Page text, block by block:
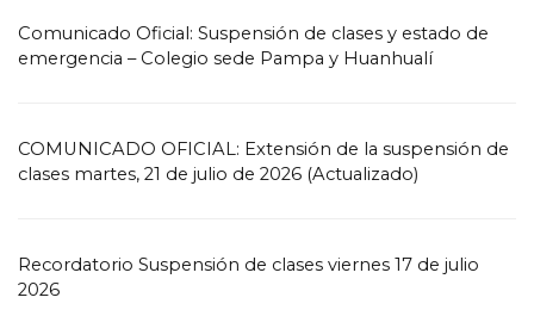
Comunicado Oficial: Suspensión de clases y estado de
emergencia – Colegio sede Pampa y Huanhualí
COMUNICADO OFICIAL: Extensión de la suspensión de
clases martes, 21 de julio de 2026 (Actualizado)
Recordatorio Suspensión de clases viernes 17 de julio
2026